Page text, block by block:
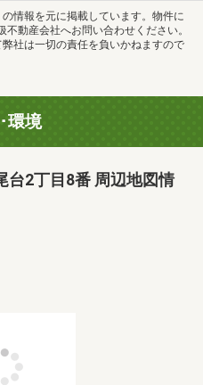
の情報を元に掲載しています。物件に
動産会社へお問い合わせください。
社は一切の責任を負いかねますので
環境
台2丁目8番 周辺地図情